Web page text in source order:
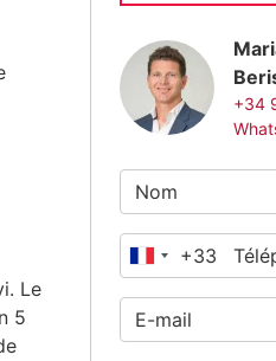
Le
5
+34
France
+33